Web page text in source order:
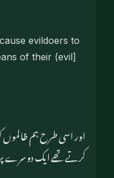
evildoers to
of their (evil]
اور اسی طرح ہم
کرتے تھے ایک دوسرے